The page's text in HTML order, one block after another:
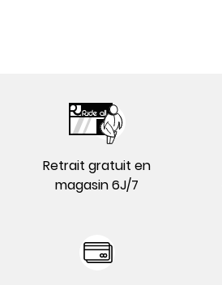
Retrait gratuit en
magasin 6J/7